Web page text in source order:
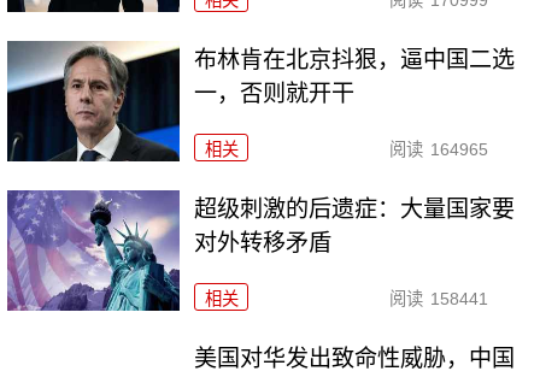
布林肯在北京抖狠，逼中国二选
一，否则就开干
相关 阅读 164965
超级刺激的后遗症：大量国家要
对外转移矛盾
相关 阅读 158441
美国对华发出致命性威胁，中国